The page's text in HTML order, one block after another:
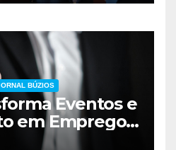
BÚZIOS
Eventos e
em Emprego